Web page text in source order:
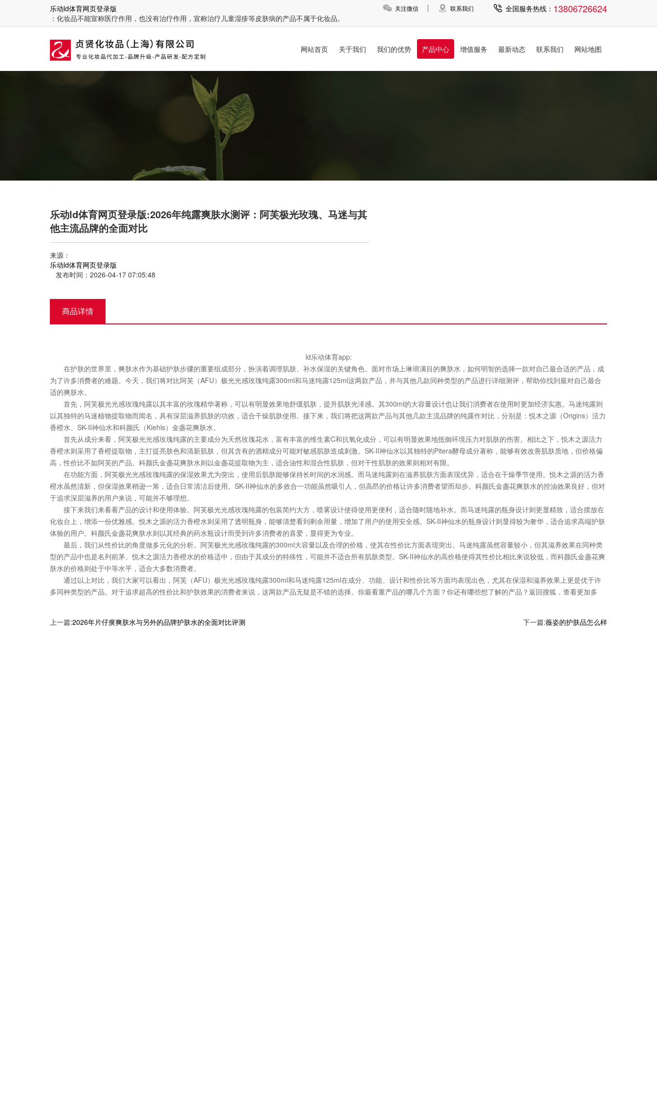
乐动ld体育网页登录版
：化妆品不能宣称医疗作用，也没有治疗作用，宣称治疗儿童湿疹等皮肤病的产品不属于化妆品。
关注微信 联系我们 全国服务热线： 13806726624
网站首页 关于我们 我们的优势 产品中心 增值服务 最新动态 联系我们 网站地图
乐动ld体育网页登录版:2026年纯露爽肤水测评：阿芙极光玫瑰、马迷与其
他主流品牌的全面对比
来源：
乐动ld体育网页登录版
发布时间：2026-04-17 07:05:48
商品详情
ld乐动体育app:
在护肤的世界里，爽肤水作为基础护肤步骤的重要组成部分，扮演着调理肌肤、补水保湿的关键角色。面对市场上琳琅满目的爽肤水，如何明智的选择一款对自己最合适的产品，成
为了许多消费者的难题。今天，我们将对比阿芙（AFU）极光光感玫瑰纯露300ml和马迷纯露125ml这两款产品，并与其他几款同种类型的产品进行详细测评，帮助你找到最对自己最合
适的爽肤水。
首先，阿芙极光光感玫瑰纯露以其丰富的玫瑰精华著称，可以有明显效果地舒缓肌肤，提升肌肤光泽感。其300ml的大容量设计也让我们消费者在使用时更加经济实惠。马迷纯露则
以其独特的马迷植物提取物而闻名，具有深层滋养肌肤的功效，适合干燥肌肤使用。接下来，我们将把这两款产品与其他几款主流品牌的纯露作对比，分别是：悦木之源（Origins）活力
香橙水、SK-II神仙水和科颜氏（Kiehls）金盏花爽肤水。
首先从成分来看，阿芙极光光感玫瑰纯露的主要成分为天然玫瑰花水，富有丰富的维生素C和抗氧化成分，可以有明显效果地抵御环境压力对肌肤的伤害。相比之下，悦木之源活力
香橙水则采用了香橙提取物，主打提亮肤色和清新肌肤，但其含有的酒精成分可能对敏感肌肤造成刺激。SK-II神仙水以其独特的Pitera酵母成分著称，能够有效改善肌肤质地，但价格偏
高，性价比不如阿芙的产品。科颜氏金盏花爽肤水则以金盏花提取物为主，适合油性和混合性肌肤，但对干性肌肤的效果则相对有限。
在功能方面，阿芙极光光感玫瑰纯露的保湿效果尤为突出，使用后肌肤能够保持长时间的水润感。而马迷纯露则在滋养肌肤方面表现优异，适合在干燥季节使用。悦木之源的活力香
橙水虽然清新，但保湿效果稍逊一筹，适合日常清洁后使用。SK-II神仙水的多效合一功能虽然吸引人，但高昂的价格让许多消费者望而却步。科颜氏金盏花爽肤水的控油效果良好，但对
于追求深层滋养的用户来说，可能并不够理想。
接下来我们来看看产品的设计和使用体验。阿芙极光光感玫瑰纯露的包装简约大方，喷雾设计使得使用更便利，适合随时随地补水。而马迷纯露的瓶身设计则更显精致，适合摆放在
化妆台上，增添一份优雅感。悦木之源的活力香橙水则采用了透明瓶身，能够清楚看到剩余用量，增加了用户的使用安全感。SK-II神仙水的瓶身设计则显得较为奢华，适合追求高端护肤
体验的用户。科颜氏金盏花爽肤水则以其经典的药水瓶设计而受到许多消费者的喜爱，显得更为专业。
最后，我们从性价比的角度做多元化的分析。阿芙极光光感玫瑰纯露的300ml大容量以及合理的价格，使其在性价比方面表现突出。马迷纯露虽然容量较小，但其滋养效果在同种类
型的产品中也是名列前茅。悦木之源活力香橙水的价格适中，但由于其成分的特殊性，可能并不适合所有肌肤类型。SK-II神仙水的高价格使得其性价比相比来说较低，而科颜氏金盏花爽
肤水的价格则处于中等水平，适合大多数消费者。
通过以上对比，我们大家可以看出，阿芙（AFU）极光光感玫瑰纯露300ml和马迷纯露125ml在成分、功能、设计和性价比等方面均表现出色，尤其在保湿和滋养效果上更是优于许
多同种类型的产品。对于追求超高的性价比和护肤效果的消费者来说，这两款产品无疑是不错的选择。你最看重产品的哪几个方面？你还有哪些想了解的产品？返回搜狐，查看更加多
上一篇:2026年片仔癀爽肤水与另外的品牌护肤水的全面对比评测 下一篇:薇姿的护肤品怎么样